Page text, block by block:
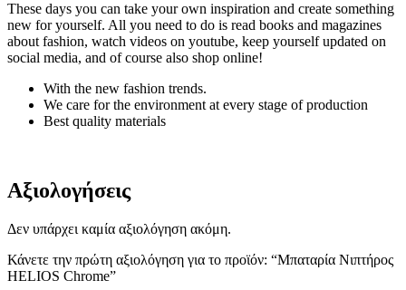
These days you can take your own inspiration and create something
new for yourself. All you need to do is read books and magazines
about fashion, watch videos on youtube, keep yourself updated on
social media, and of course also shop online!
With the new fashion trends.
We care for the environment at every stage of production
Best quality materials
Αξιολογήσεις
Δεν υπάρχει καμία αξιολόγηση ακόμη.
Κάνετε την πρώτη αξιολόγηση για το προϊόν: “Μπαταρία Νιπτήρος
HELIOS Chrome”